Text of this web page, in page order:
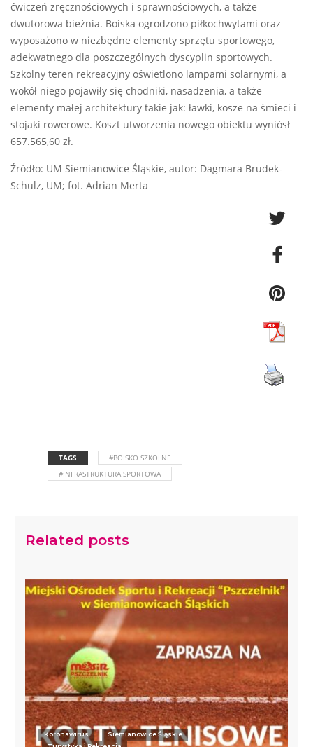
ćwiczeń zręcznościowych i sprawnościowych, a także
dwutorowa bieżnia. Boiska ogrodzono piłkochwytami oraz
wyposażono w niezbędne elementy sprzętu sportowego,
adekwatnego dla poszczególnych dyscyplin sportowych.
Szkolny teren rekreacyjny oświetlono lampami solarnymi, a
wokół niego pojawiły się chodniki, nasadzenia, a także
elementy małej architektury takie jak: ławki, kosze na śmieci i
stojaki rowerowe. Koszt utworzenia nowego obiektu wyniósł
657.565,60 zł.
Źródło: UM Siemianowice Śląskie, autor: Dagmara Brudek-
Schulz, UM; fot. Adrian Merta
TAGS
#BOISKO SZKOLNE
#INFRASTRUKTURA SPORTOWA
Related posts
Koronawirus
Siemianowice Śląskie